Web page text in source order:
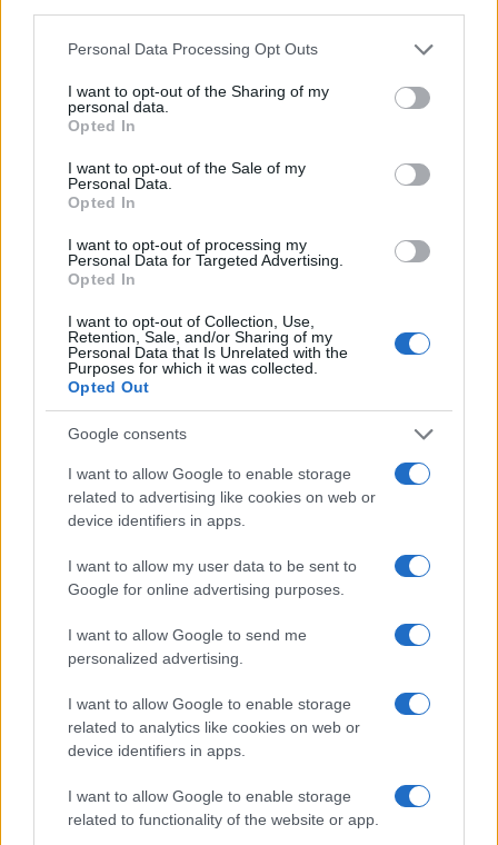
Please note that this website/app uses one or more Google
not limited to your visit or usage behaviour. You may click to
grant or deny consent to Google and its third-party tags to
use your data for below specified purposes in below Google
consent section.
Personal Data Processing Opt Outs
I want to opt-out of the Sharing of my
personal data.
Opted In
I want to opt-out of the Sale of my
Personal Data.
Opted In
I want to opt-out of processing my
Personal Data for Targeted Advertising.
Opted In
I want to opt-out of Collection, Use,
Retention, Sale, and/or Sharing of my
Personal Data that Is Unrelated with the
Purposes for which it was collected.
Opted Out
Google consents
I want to allow Google to enable storage
related to advertising like cookies on web or
device identifiers in apps.
I want to allow my user data to be sent to
Google for online advertising purposes.
I want to allow Google to send me
personalized advertising.
I want to allow Google to enable storage
related to analytics like cookies on web or
device identifiers in apps.
I want to allow Google to enable storage
related to functionality of the website or app.
Allerta a Venezia tra ospiti vip e controlli
dopo l’azione militare americana
Venezia è stata indicata come area di attenzione per la
presenza di ospiti internazionali al matrimonio di Jeff Bezos e
per le…
Camilla Pellegrini · 1 Apr 2026
PIÙ LETTI